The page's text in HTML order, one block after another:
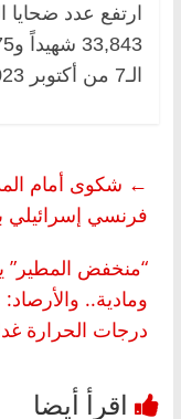
ارتفع عدد ضحايا
الـ7 من أكتوبر 2023.
← شكوى أمام
فرنسي إسرائيلي
“منخفض
ومادية..
درجات الحرارة